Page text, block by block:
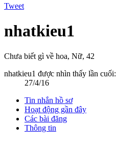
Tweet
nhatkieu1
Chưa biết gì về hoa, Nữ, 42
nhatkieu1 được nhìn thấy lần cuối:
27/4/16
Tin nhắn hồ sơ
Hoạt động gần đây
Các bài đăng
Thông tin